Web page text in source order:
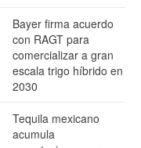
Bayer firma acuerdo
con RAGT para
comercializar a gran
escala trigo híbrido en
2030
Tequila mexicano
acumula